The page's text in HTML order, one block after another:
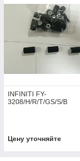
INFINITI FY-
3208/H/R/T/GS/S/B
Цену уточняйте